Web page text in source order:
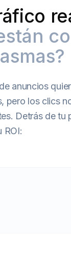
anuncios
pero los clics
Detrás de tu
ROI: